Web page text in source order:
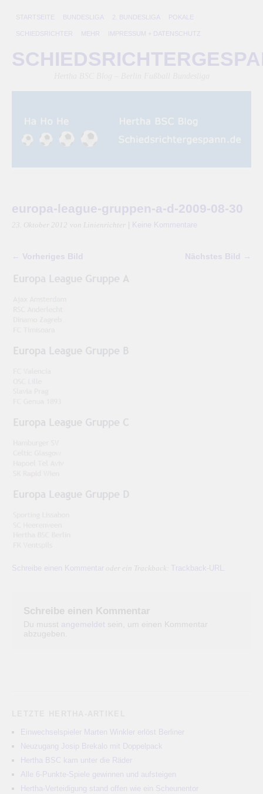
STARTSEITE BUNDESLIGA 2. BUNDESLIGA POKALE
SCHIEDSRICHTER MEHR IMPRESSUM + DATENSCHUTZ
europa-league-gruppen-a-d-2009-08-30
23. Oktober 2012 von Linienrichter Keine Kommentare
← Vorheriges Bild Nächstes Bild →
Schreibe einen Kommentar oder ein Trackback: Trackback-URL
Schreibe einen Kommentar
Du musst angemeldet sein, um einen Kommentar
abzugeben.
Einwechselspieler Marten Winkler erlöst Berliner
Neuzugang Josip Brekalo mit Doppelpack
Hertha BSC kam unter die Räder
Alle 6-Punkte-Spiele gewinnen und aufsteigen
Hertha-Verteidigung stand offen wie ein Scheunentor